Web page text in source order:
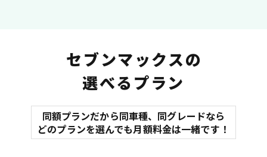
オイル交換 諸費用
マット
バイザー
セブンマックスの
選べるプラン
同額プランだから同車種、同グレードなら
どのプランを選んでも月額料金は一緒です！